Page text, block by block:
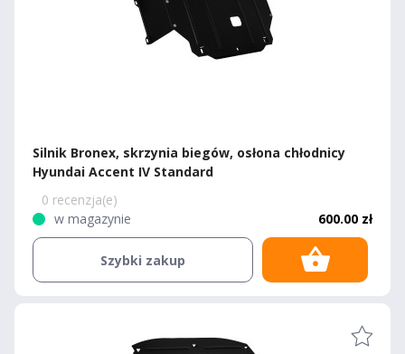
Silnik Bronex, skrzynia biegów, osłona chłodnicy
Hyundai Accent IV Standard
0 recenzja(e)
w magazynie
600.00 zł
Szybki zakup